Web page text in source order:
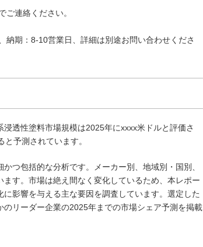
ご連絡ください。
期：8-10営業日、詳細は別途お問い合わせくださ
透性塗料市場規模は2025年にxxxx米ドルと評価さ
予測されています。
つ包括的な分析です。メーカー別、地域別・国別、
す。市場は絶え間なく変化しているため、本レポー
影響を与える主な要因を調査しています。選定した
リーダー企業の2025年までの市場シェア予測を掲載